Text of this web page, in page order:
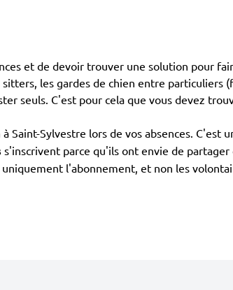
et de devoir trouver une solution pour
les gardes de chien entre particuliers
seuls. C'est pour cela que vous devez
Saint-Sylvestre lors de vos absences. C'est
s'inscrivent parce qu'ils ont envie de partager
l'abonnement, et non les